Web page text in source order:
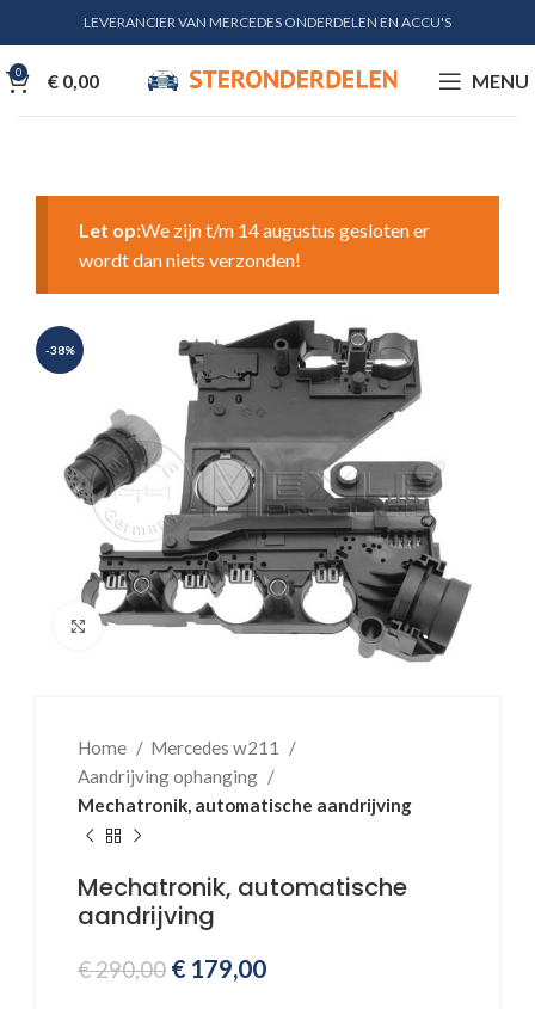
LEVERANCIER VAN MERCEDES ONDERDELEN EN ACCU'S
0 € 0,00 MENU
Let op:We zijn t/m 14 augustus gesloten er
wordt dan niets verzonden!
-38%
Klik voor vergroting
Home
Mercedes w211
Aandrijving ophanging
Mechatronik, automatische aandrijving
Mechatronik, automatische
aandrijving
€290,00 € 179,00